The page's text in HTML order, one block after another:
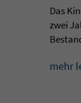
Das
zwei
mehr